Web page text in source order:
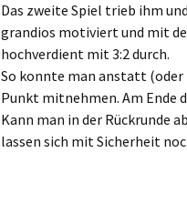
Das zweite Spiel trieb ihm
grandios motiviert und mit
hochverdient mit 3:2 durch.
So konnte man anstatt
Punkt mitnehmen. Am Ende
Kann man in der Rückrunde
lassen sich mit Sicherheit